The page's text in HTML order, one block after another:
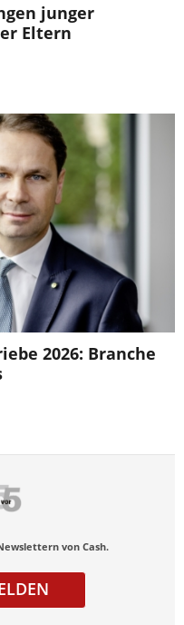
junger
Eltern
2026: Branche
von Cash.